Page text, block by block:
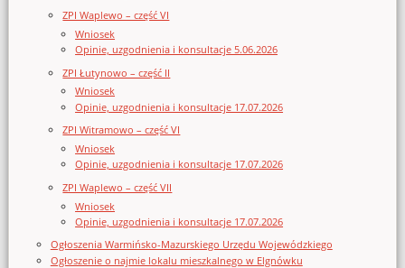
ZPI Waplewo – część VI
Wniosek
Opinie, uzgodnienia i konsultacje 5.06.2026
ZPI Łutynowo – część II
Wniosek
Opinie, uzgodnienia i konsultacje 17.07.2026
ZPI Witramowo – część VI
Wniosek
Opinie, uzgodnienia i konsultacje 17.07.2026
ZPI Waplewo – część VII
Wniosek
Opinie, uzgodnienia i konsultacje 17.07.2026
Ogłoszenia Warmińsko-Mazurskiego Urzędu Wojewódzkiego
Ogłoszenie o najmie lokalu mieszkalnego w Elgnówku